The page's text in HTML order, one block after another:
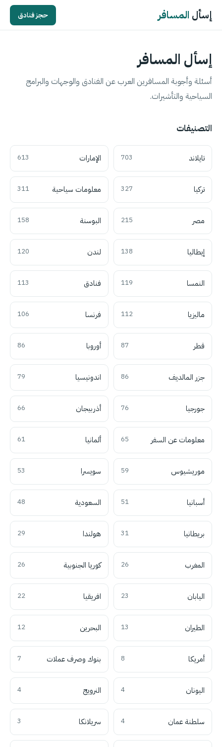
إسأل المسافر حجز فنادق
إسأل المسافر
أسئلة وأجوبة المسافرين العرب عن الفنادق والوجهات والبرامج
السياحية والتأشيرات.
التصنيفات
تايلاند 703 الإمارات 613
تركيا 327 معلومات سياحية 311
مصر 215 البوسنة 158
إيطاليا 138 لندن 120
النمسا 119 فنادق 113
ماليزيا 112 فرنسا 106
قطر 87 أوروبا 86
جزر المالديف 86 اندونيسيا 79
جورجيا 76 أذربيجان 66
معلومات عن السفر 65 ألمانيا 61
موريشيوس 59 سويسرا 53
أسبانيا 51 السعودية 48
بريطانيا 31 هولندا 29
المغرب 26 كوريا الجنوبية 26
اليابان 23 افريقيا 22
الطيران 13 البحرين 12
أمريكا 8 بنوك وصرف عملات 7
اليونان 4 النرويج 4
سلطنة عمان 4 سريلانكا 3